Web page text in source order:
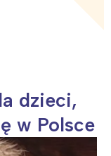
dzieci,
w Polsce